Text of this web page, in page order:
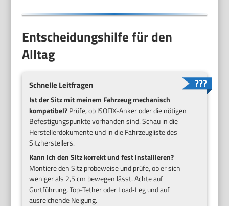
Entscheidungshilfe für den
Alltag
Schnelle Leitfragen
Ist der Sitz mit meinem Fahrzeug mechanisch
kompatibel?Prüfe, ob ISOFIX-Anker oder die nötigen
Befestigungspunkte vorhanden sind. Schau in die
Herstellerdokumente und in die Fahrzeugliste des
Sitzherstellers.
Kann ich den Sitz korrekt und fest installieren?
Montiere den Sitz probeweise und prüfe, ob er sich
weniger als 2,5 cm bewegen lässt. Achte auf
Gurtführung, Top-Tether oder Load‑Leg und auf
ausreichende Neigung.